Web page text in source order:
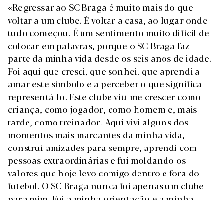
«Regressar ao SC Braga é muito mais do que
voltar a um clube. É voltar a casa, ao lugar onde
tudo começou. É um sentimento muito difícil de
colocar em palavras, porque o SC Braga faz
parte da minha vida desde os seis anos de idade.
Foi aqui que cresci, que sonhei, que aprendi a
amar este símbolo e a perceber o que significa
representá-lo. Este clube viu-me crescer como
criança, como jogador, como homem e, mais
tarde, como treinador. Aqui vivi alguns dos
momentos mais marcantes da minha vida,
construí amizades para sempre, aprendi com
pessoas extraordinárias e fui moldando os
valores que hoje levo comigo dentro e fora do
futebol. O SC Braga nunca foi apenas um clube